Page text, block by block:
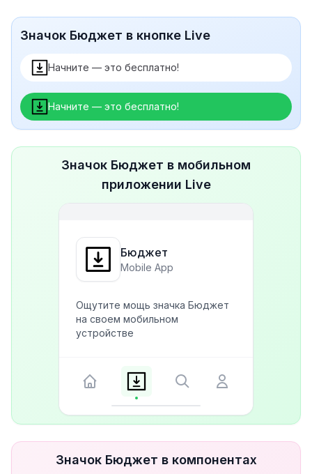
Значок Бюджет в кнопке Live
Начните — это бесплатно!
Начните — это бесплатно!
Значок Бюджет в мобильном
приложении Live
Бюджет
Mobile App
Ощутите мощь значка Бюджет
на своем мобильном
устройстве
Значок Бюджет в компонентах